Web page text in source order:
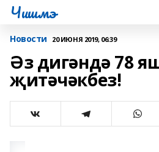
Чишмэ
Новости 20 ИЮНЯ 2019, 06:39
Әз дигәндә 78
җитәчәкбез!